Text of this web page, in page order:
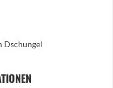
Dschungel